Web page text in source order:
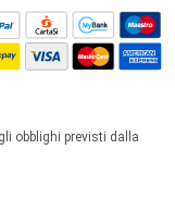
obblighi previsti dalla